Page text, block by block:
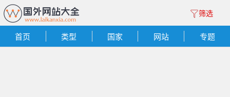
筛选
首页 类型 国家 网站 专题